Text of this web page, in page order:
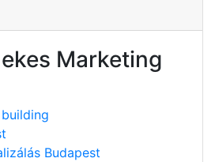
Marketing
Budapest